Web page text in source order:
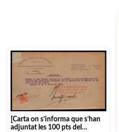
[Carta on s’informa que s’han
adjuntat les 100 pts del